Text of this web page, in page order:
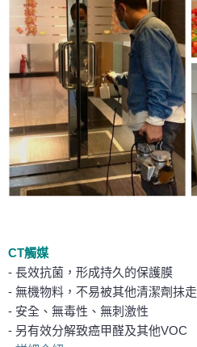
CT觸媒
- 長效抗菌，形成持久的保護膜
- 無機物料，不易被其他清潔劑抺走
- 安全、無毒性、無刺激性
- 另有效分解致癌甲醛及其他VOC